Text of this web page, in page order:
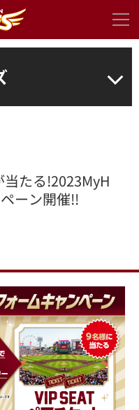
当たる!2023MyH
ーン開催!!